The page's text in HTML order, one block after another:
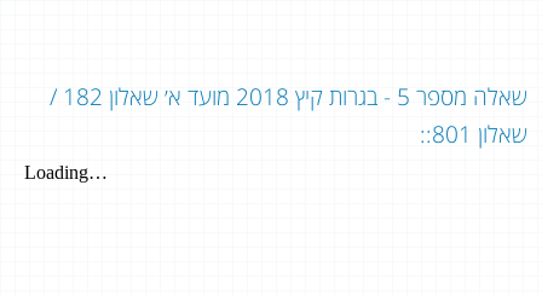
שאלה מספר 5 - בגרות קיץ 2018 מועד א׳ שאלון 182 /
שאלון 801::